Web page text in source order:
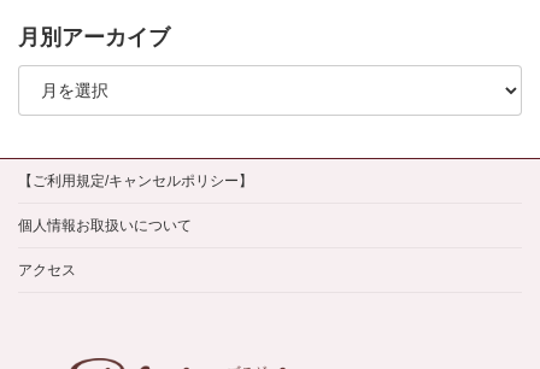
月別アーカイブ
月
イ
ブ
【ご利用規定/キャンセルポリシー】
個人情報お取扱いについて
アクセス